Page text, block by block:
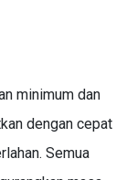
minimum dan
dengan cepat
Semua